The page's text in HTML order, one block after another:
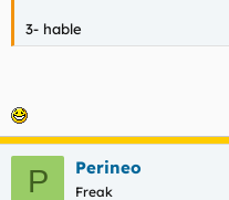
3- hable
P Perineo
Freak